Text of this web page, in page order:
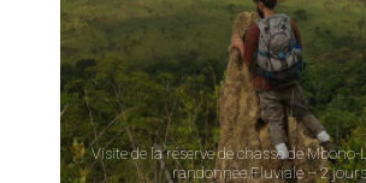
Visite de la réserve de chasse de
randonnée Fluviale – 2 jours